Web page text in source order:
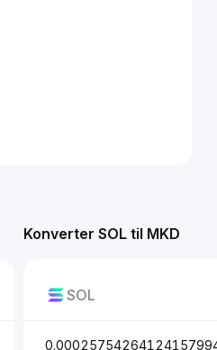
Konverter SOL til MKD
SOL